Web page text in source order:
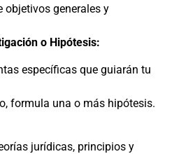
objetivos generales y
o Hipótesis:
específicas que guiarán tu
formula una o más hipótesis.
jurídicas, principios y